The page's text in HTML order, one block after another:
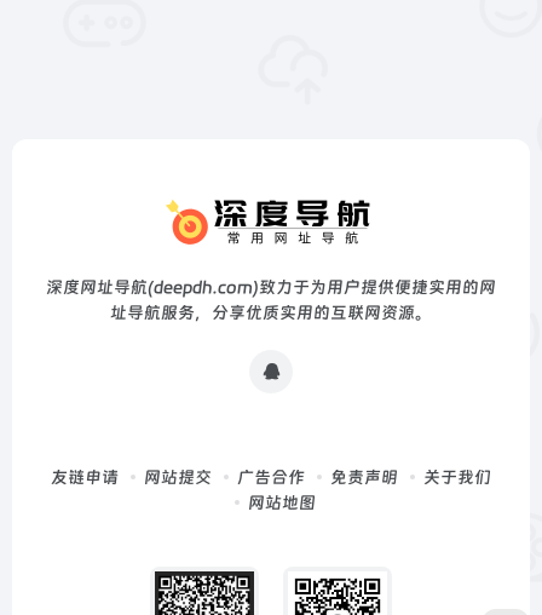
深度网址导航(deepdh.com)致力于为用户提供便捷实用的网
址导航服务，分享优质实用的互联网资源。
友链申请 网站提交 广告合作 免责声明
关于我们
网站地图